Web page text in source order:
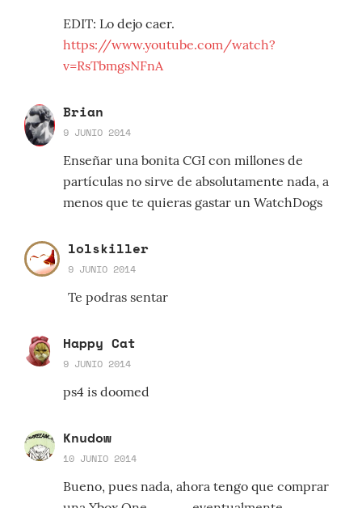
EDIT: Lo dejo caer.
https://www.youtube.com/watch?
v=RsTbmgsNFnA
Brian
9 JUNIO 2014
Enseñar una bonita CGI con millones de
partículas no sirve de absolutamente nada, a
menos que te quieras gastar un WatchDogs
lolskiller
9 JUNIO 2014
Te podras sentar
Happy Cat
9 JUNIO 2014
ps4 is doomed
Knudow
10 JUNIO 2014
Bueno, pues nada, ahora tengo que comprar